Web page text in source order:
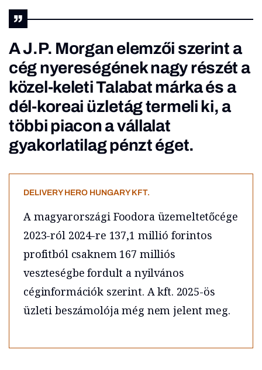
A J.P. Morgan elemzői szerint a
cég nyereségének nagy részét a
közel-keleti Talabat márka és a
dél-koreai üzletág termeli ki, a
többi piacon a vállalat
gyakorlatilag pénzt éget.
DELIVERY HERO HUNGARY KFT.
A magyarországi Foodora üzemeltetőcége
2023-ról 2024-re 137,1 millió forintos
profitból csaknem 167 milliós
veszteségbe fordult a nyilvános
céginformációk szerint. A kft. 2025-ös
üzleti beszámolója még nem jelent meg.